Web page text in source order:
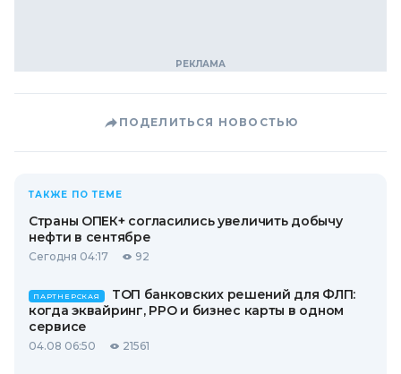
ПОДЕЛИТЬСЯ НОВОСТЬЮ
ТАКЖЕ ПО ТЕМЕ
Страны ОПЕК+ согласились увеличить добычу
нефти в сентябре
Сегодня 04:17 92
ПАРТНЕРСКАЯ
ТОП банковских решений для ФЛП:
когда эквайринг, РРО и бизнес карты в одном
сервисе
04.08 06:50 21561